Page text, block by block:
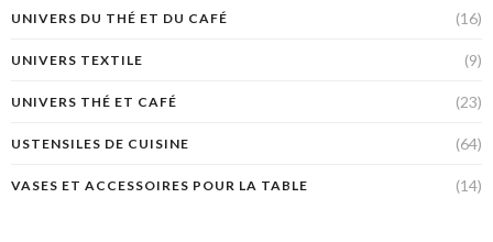
UNIVERS DU THÉ ET DU CAFÉ (16)
UNIVERS TEXTILE (9)
UNIVERS THÉ ET CAFÉ (23)
USTENSILES DE CUISINE (64)
VASES ET ACCESSOIRES POUR LA TABLE (14)